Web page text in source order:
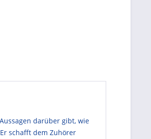
darüber gibt, wie
schafft dem Zuhörer